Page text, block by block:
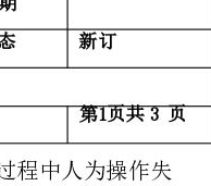
批准日期
版本状态
质量管理部、生产部